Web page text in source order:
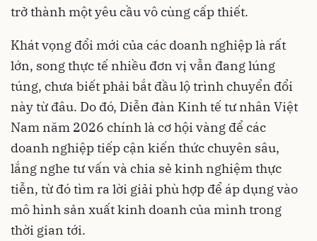
trở thành một yêu cầu vô cùng cấp thiết.
Khát vọng đổi mới của các doanh nghiệp là rất
lớn, song thực tế nhiều đơn vị vẫn đang lúng
túng, chưa biết phải bắt đầu lộ trình chuyển đổi
này từ đâu. Do đó, Diễn đàn Kinh tế tư nhân Việt
Nam năm 2026 chính là cơ hội vàng để các
doanh nghiệp tiếp cận kiến thức chuyên sâu,
lắng nghe tư vấn và chia sẻ kinh nghiệm thực
tiễn, từ đó tìm ra lời giải phù hợp để áp dụng vào
mô hình sản xuất kinh doanh của mình trong
thời gian tới.